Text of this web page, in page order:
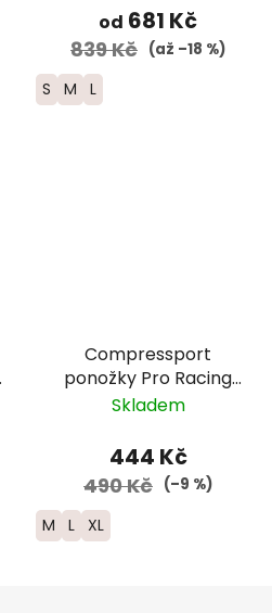
od 681 Kč
839 Kč (až –18 %)
S M L
Compressport
ponožky Pro Racing
Run - bílá/neonově
Skladem
444 Kč
490 Kč (–9 %)
M L XL